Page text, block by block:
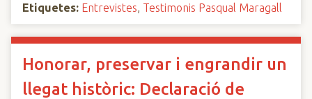
Etiquetes: Entrevistes, Testimonis Pasqual Maragall
Honorar, preservar i engrandir un
llegat històric: Declaració de